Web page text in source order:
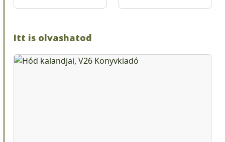
Itt is olvashatod